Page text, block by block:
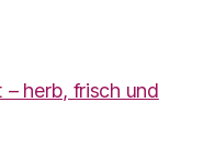
– herb, frisch und